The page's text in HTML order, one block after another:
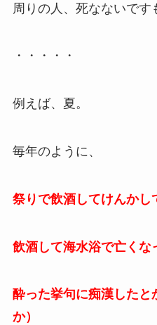
周りの人、死なないです
・・・・・
例えば、夏。
毎年のように、
祭りで飲酒してけんかし
飲酒して海水浴で亡くな
酔った挙句に痴漢したと
か）